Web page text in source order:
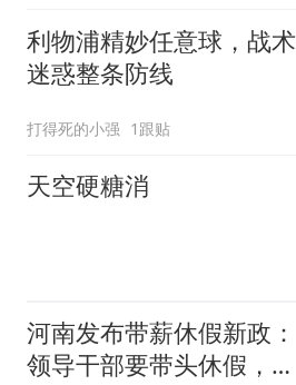
利物浦精妙任意球，战术
迷惑整条防线
打得死的小强 1跟贴
天空硬糖消
河南发布带薪休假新政：
领导干部要带头休假，推